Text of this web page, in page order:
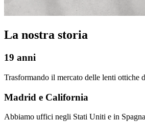
La nostra storia
19 anni
Trasformando il mercato delle lenti ottiche
Madrid e California
Abbiamo uffici negli Stati Uniti e in